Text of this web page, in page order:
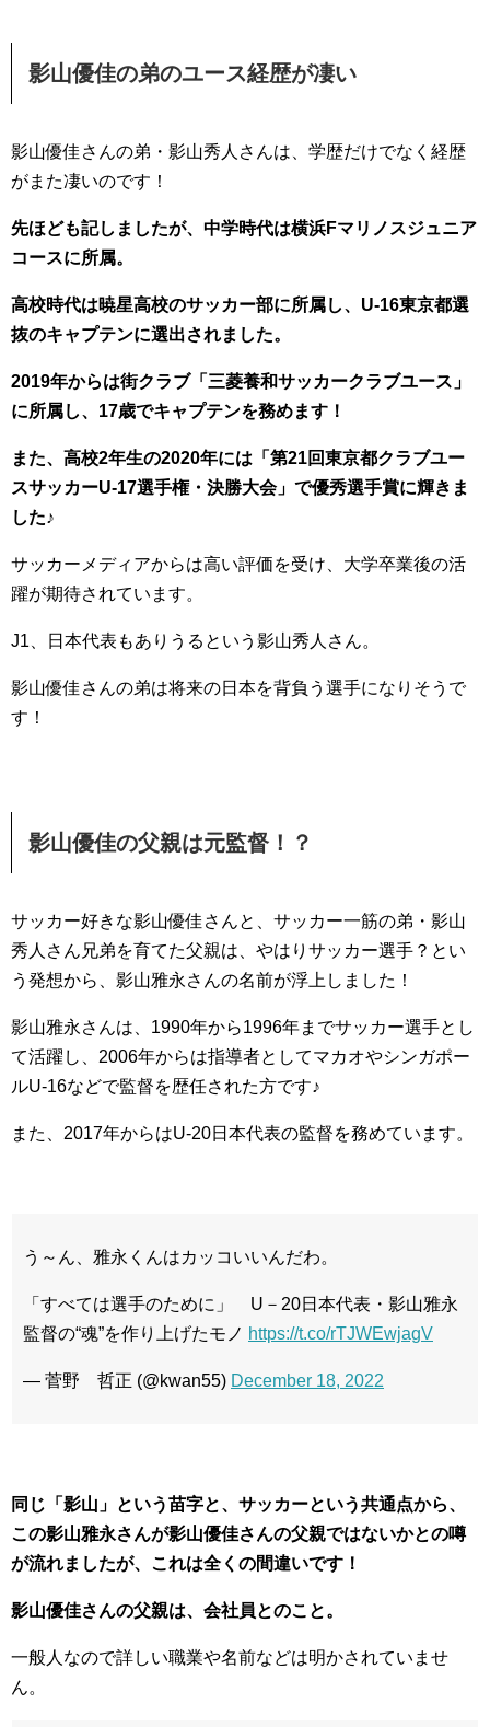
影山優佳の弟のユース経歴が凄い
影山優佳さんの弟・影山秀人さんは、学歴だけでなく経歴
がまた凄いのです！
先ほども記しましたが、中学時代は横浜Fマリノスジュニア
コースに所属。
高校時代は暁星高校のサッカー部に所属し、U-16東京都選
抜のキャプテンに選出されました。
2019年からは街クラブ「三菱養和サッカークラブユース」
に所属し、17歳でキャプテンを務めます！
また、高校2年生の2020年には「第21回東京都クラブユー
スサッカーU-17選手権・決勝大会」で優秀選手賞に輝きま
した♪
サッカーメディアからは高い評価を受け、大学卒業後の活
躍が期待されています。
J1、日本代表もありうるという影山秀人さん。
影山優佳さんの弟は将来の日本を背負う選手になりそうで
す！
影山優佳の父親は元監督！？
サッカー好きな影山優佳さんと、サッカー一筋の弟・影山
秀人さん兄弟を育てた父親は、やはりサッカー選手？とい
う発想から、影山雅永さんの名前が浮上しました！
影山雅永さんは、1990年から1996年までサッカー選手とし
て活躍し、2006年からは指導者としてマカオやシンガポー
ルU-16などで監督を歴任された方です♪
また、2017年からはU-20日本代表の監督を務めています。
う～ん、雅永くんはカッコいいんだわ。
「すべては選手のために」 U－20日本代表・影山雅永
監督の“魂”を作り上げたモノ https://t.co/rTJWEwjagV
— 菅野 哲正 (@kwan55) December 18, 2022
同じ「影山」という苗字と、サッカーという共通点から、
この影山雅永さんが影山優佳さんの父親ではないかとの噂
が流れましたが、これは全くの間違いです！
影山優佳さんの父親は、会社員とのこと。
一般人なので詳しい職業や名前などは明かされていませ
ん。